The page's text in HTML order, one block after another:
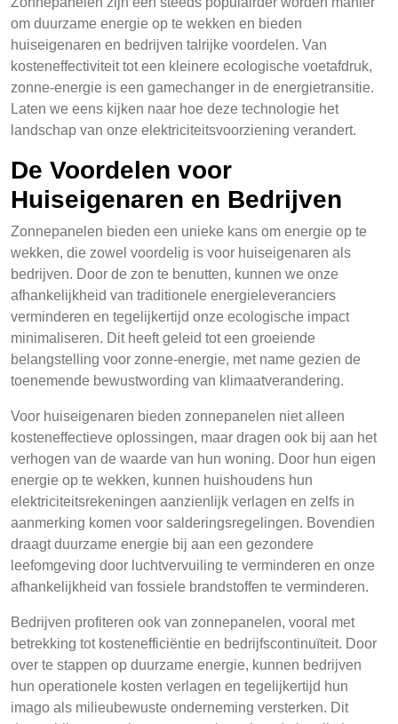
om duurzame energie op te wekken en bieden
huiseigenaren en bedrijven talrijke voordelen. Van
kosteneffectiviteit tot een kleinere ecologische voetafdruk,
zonne-energie is een gamechanger in de energietransitie.
Laten we eens kijken naar hoe deze technologie het
landschap van onze elektriciteitsvoorziening verandert.
De Voordelen voor
Huiseigenaren en Bedrijven
Zonnepanelen bieden een unieke kans om energie op te
wekken, die zowel voordelig is voor huiseigenaren als
bedrijven. Door de zon te benutten, kunnen we onze
afhankelijkheid van traditionele energieleveranciers
verminderen en tegelijkertijd onze ecologische impact
minimaliseren. Dit heeft geleid tot een groeiende
belangstelling voor zonne-energie, met name gezien de
toenemende bewustwording van klimaatverandering.
Voor huiseigenaren bieden zonnepanelen niet alleen
kosteneffectieve oplossingen, maar dragen ook bij aan het
verhogen van de waarde van hun woning. Door hun eigen
energie op te wekken, kunnen huishoudens hun
elektriciteitsrekeningen aanzienlijk verlagen en zelfs in
aanmerking komen voor salderingsregelingen. Bovendien
draagt duurzame energie bij aan een gezondere
leefomgeving door luchtvervuiling te verminderen en onze
afhankelijkheid van fossiele brandstoffen te verminderen.
Bedrijven profiteren ook van zonnepanelen, vooral met
betrekking tot kostenefficiëntie en bedrijfscontinuïteit. Door
over te stappen op duurzame energie, kunnen bedrijven
hun operationele kosten verlagen en tegelijkertijd hun
imago als milieubewuste onderneming versterken. Dit